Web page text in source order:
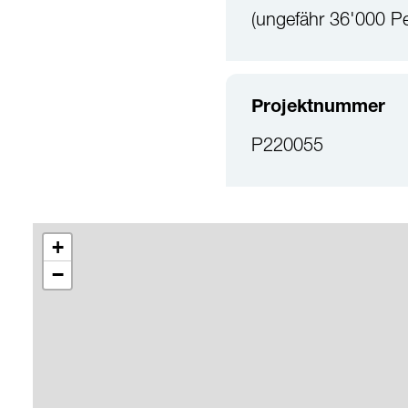
(ungefähr 36'000
Projektnummer
P220055
+
−